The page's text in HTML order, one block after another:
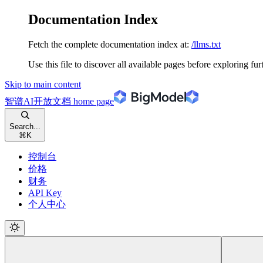
Documentation Index
Fetch the complete documentation index at: /llms.txt
Use this file to discover all available pages before exploring
Skip to main content
智谱AI开放文档 home page
Search...
⌘ K
控制台
价格
财务
API Key
个人中心